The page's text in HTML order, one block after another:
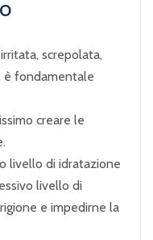
screpolata,
è fondamentale
creare le
livello di idratazione
livello di
e impedirne la